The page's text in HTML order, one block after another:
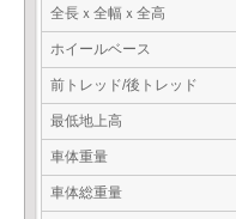
全長ｘ全幅ｘ全高
ホイールベース
前トレッド/後トレッド
最低地上高
車体重量
車体総重量